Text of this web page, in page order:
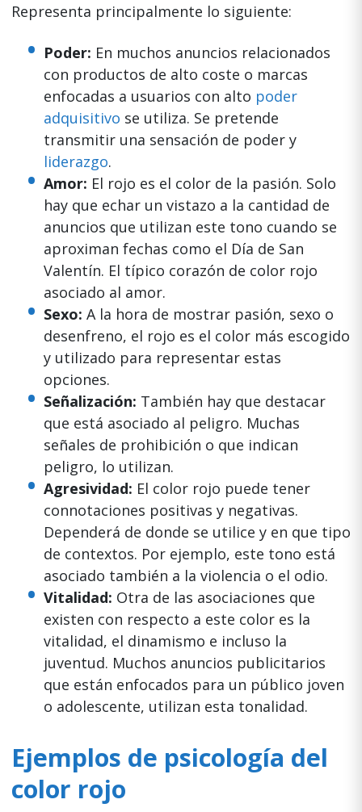
Representa principalmente lo siguiente:
Poder: En muchos anuncios relacionados
con productos de alto coste o marcas
enfocadas a usuarios con alto poder
adquisitivo se utiliza. Se pretende
transmitir una sensación de poder y
liderazgo.
Amor: El rojo es el color de la pasión. Solo
hay que echar un vistazo a la cantidad de
anuncios que utilizan este tono cuando se
aproximan fechas como el Día de San
Valentín. El típico corazón de color rojo
asociado al amor.
Sexo: A la hora de mostrar pasión, sexo o
desenfreno, el rojo es el color más escogido
y utilizado para representar estas
opciones.
Señalización: También hay que destacar
que está asociado al peligro. Muchas
señales de prohibición o que indican
peligro, lo utilizan.
Agresividad: El color rojo puede tener
connotaciones positivas y negativas.
Dependerá de donde se utilice y en que tipo
de contextos. Por ejemplo, este tono está
asociado también a la violencia o el odio.
Vitalidad: Otra de las asociaciones que
existen con respecto a este color es la
vitalidad, el dinamismo e incluso la
juventud. Muchos anuncios publicitarios
que están enfocados para un público joven
o adolescente, utilizan esta tonalidad.
Ejemplos de psicología del
color rojo